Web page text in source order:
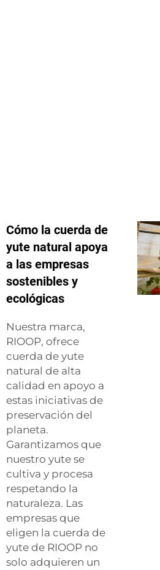
Cómo la cuerda de
yute natural apoya
a las empresas
sostenibles y
ecológicas
Nuestra marca,
RIOOP, ofrece
cuerda de yute
natural de alta
calidad en apoyo a
estas iniciativas de
preservación del
planeta.
Garantizamos que
nuestro yute se
cultiva y procesa
respetando la
naturaleza. Las
empresas que
eligen la cuerda de
yute de RIOOP no
solo adquieren un